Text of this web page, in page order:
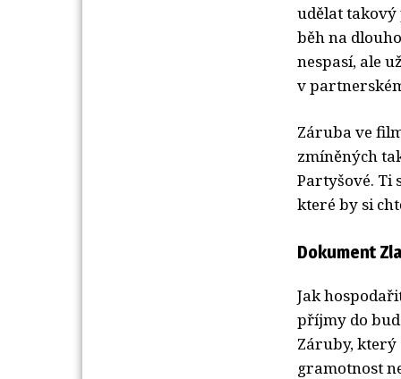
udělat takový
běh na
nespasí, ale
v
Záruba ve
zmíněných
Partyšové. Ti
které by si
Dokument
Jak
příjmy do
Záruby, který
gramotnost